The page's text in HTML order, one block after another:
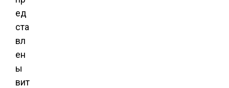
ед
ста
вл
ен
ы
вит